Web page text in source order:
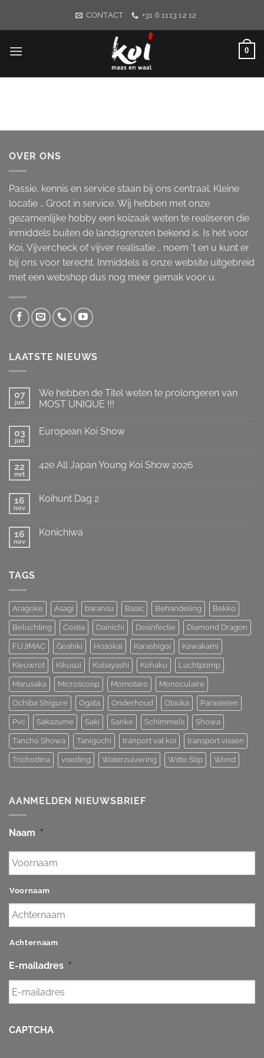
CONTACT +31 6 1113 12 12
0
OVER ONS
Passie, kennis en service staan bij ons centraal. Kleine
locatie .. Groot in service. Wij hebben met onze
gezamenlijke hobby een koizaak weten te realiseren die
inmiddels buiten de landsgrenzen bekend is. Is het voor
Koi, Vijvercheck of vijver realisatie .. noem 't en u kunt er
bij ons voor terecht. Inmiddels is onze website uitgebreid
met een webshop dus nog meer gemak voor u.
LAATSTE NIEUWS
07
jun
We hebben de Titel weten te prolongeren van
MOST UNIQUE !!!
op
Titel
weten
MOST
03
jun
European Koi Show
European
22
mrt
42e All Japan Young Koi Show 2026
42e
Koi
Show
16
nov
Koihunt Dag 2
Koihunt
16
nov
Konichiwa
TAGS
Aragoke Asagi baransu Basic Behandeling Bekko
Beluchting Costia Dainichi Desinfectie Diamond Dragon
FUJIMAC Goshiki Hosokai Karashigoi Kawakami
Kieuwrot Kikusui Kobayashi Kohaku Luchtpomp
Marusaka Microscoop Momotaro Monoculaire
Ochiba Shigure Ogata Onderhoud Otsuka Parasieten
Pvc Sakazume Saki Sanke Schimmels Showa
Tancho Showa Taniguchi tranport vat koi transport vissen
Trichodina voeding Waterzuivering Witte Stip Wond
AANMELDEN NIEUWSBRIEF
Naam *
Voornaam
Achternaam
E-mailadres *
CAPTCHA